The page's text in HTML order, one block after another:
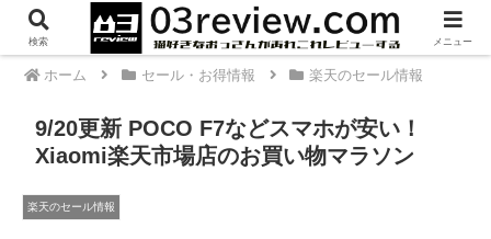
PR
ホーム セール・お得情報 楽天のセール情報
9/20更新 POCO F7などスマホが安い！
Xiaomi楽天市場店のお買い物マラソン
楽天のセール情報
検索 メニュー